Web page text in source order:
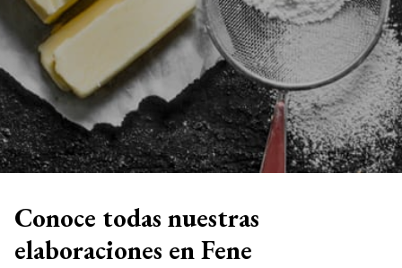
Conoce todas nuestras
elaboraciones en Fene